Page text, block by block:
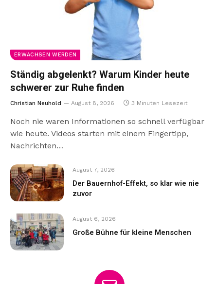
ERWACHSEN WERDEN
Ständig abgelenkt? Warum Kinder heute
schwerer zur Ruhe finden
Christian Neuhold August 8, 2026 3 Minuten Lesezeit
Noch nie waren Informationen so schnell verfügbar
wie heute. Videos starten mit einem Fingertipp,
Nachrichten…
August 7, 2026
Der Bauernhof-Effekt, so klar wie nie
zuvor
August 6, 2026
Große Bühne für kleine Menschen